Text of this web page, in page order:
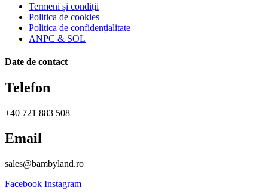
Termeni și condiții
Politica de cookies
Politica de confidențialitate
ANPC & SOL
Date de contact
Telefon
+40 721 883 508
Email
sales@bambyland.ro​
Facebook Instagram